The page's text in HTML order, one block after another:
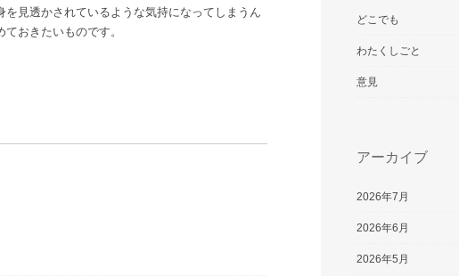
見透かされているような気持になってしまうん
おきたいものです。
どこでも
わたくしごと
意見
アーカイブ
2026年7月
2026年6月
2026年5月